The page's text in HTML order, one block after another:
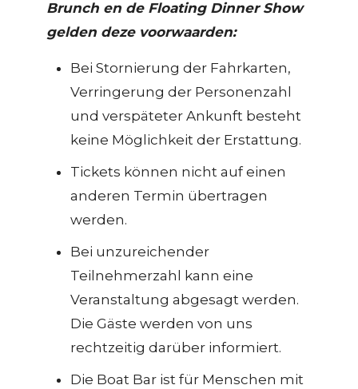
Brunch en de Floating Dinner Show
gelden deze voorwaarden:
Bei Stornierung der Fahrkarten,
Verringerung der Personenzahl
und verspäteter Ankunft besteht
keine Möglichkeit der Erstattung.
Tickets können nicht auf einen
anderen Termin übertragen
werden.
Bei unzureichender
Teilnehmerzahl kann eine
Veranstaltung abgesagt werden.
Die Gäste werden von uns
rechtzeitig darüber informiert.
Die Boat Bar ist für Menschen mit